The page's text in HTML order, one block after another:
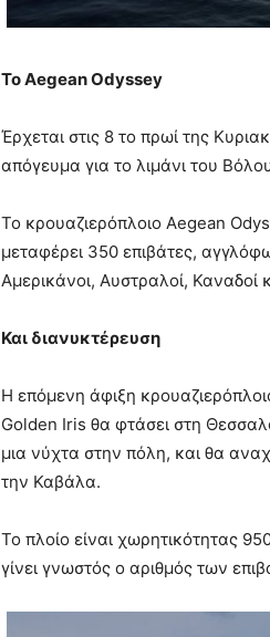
ΤοAegean Odyssey
Έρχεται στις 8 το πρωί της
απόγευμα για το λιμάνι του
Το κρουαζιερόπλοιο Aegean
μεταφέρει 350 επιβάτες,
Αμερικάνοι, Αυστραλοί, Καναδοί
Και διανυκτέρευση
Η επόμενη άφιξη
Golden Iris θα φτάσει στη
μια νύχτα στην πόλη, και θα
την Καβάλα.
Το πλοίο είναι χωρητικότητας
γίνει γνωστός ο αριθμός των